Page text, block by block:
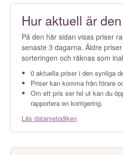
Hur aktuell är
På den här sidan visas priser
senaste 3 dagarna. Äldre
sorteringen och räknas som
0 aktuella priser i den synliga
Priser kan komma från förare
Om ett pris ser fel ut kan du
rapportera en korrigering.
Läs datametodiken